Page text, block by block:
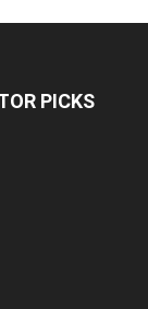
PICKS